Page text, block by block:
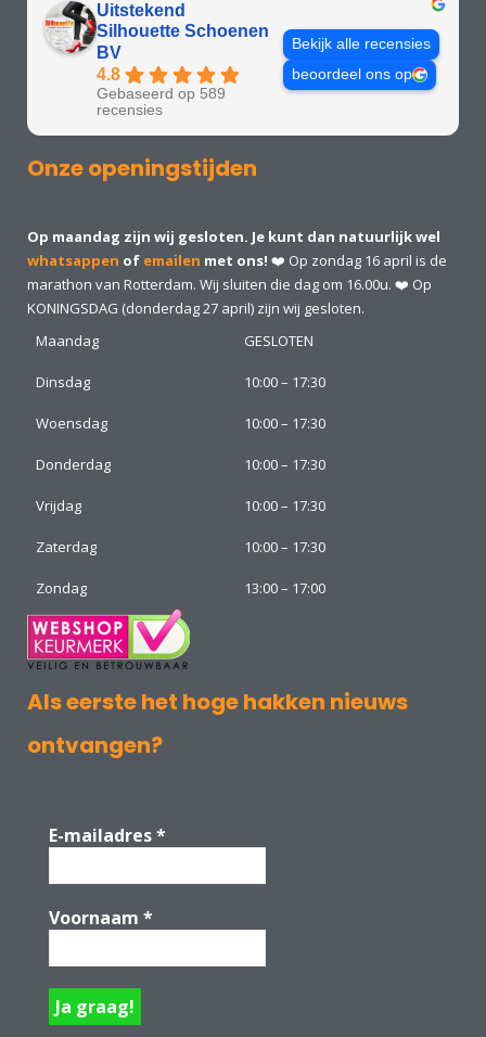
Uitstekend
Silhouette Schoenen
BV
4.8
Gebaseerd op 589
recensies
Bekijk alle recensies
beoordeel ons op
Onze openingstijden
Op maandag zijn wij gesloten. Je kunt dan natuurlijk wel
whatsappen of emailen met ons! ❤️ Op zondag 16 april is de
marathon van Rotterdam. Wij sluiten die dag om 16.00u. ❤️ Op
KONINGSDAG (donderdag 27 april) zijn wij gesloten.
Maandag
GESLOTEN
Dinsdag 10:00 – 17:30
Woensdag 10:00 – 17:30
Donderdag 10:00 – 17:30
Vrijdag 10:00 – 17:30
Zaterdag 10:00 – 17:30
Zondag 13:00 – 17:00
Als eerste het hoge hakken nieuws
ontvangen?
E-mailadres*
Voornaam *